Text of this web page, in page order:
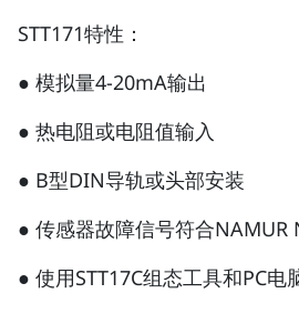
STT171特性：
● 模拟量4-20mA输出
● 热电阻或电阻值输入
● B型DIN导轨或头部安装
● 传感器故障信号符合NAMUR
● 使用STT17C组态工具和PC电